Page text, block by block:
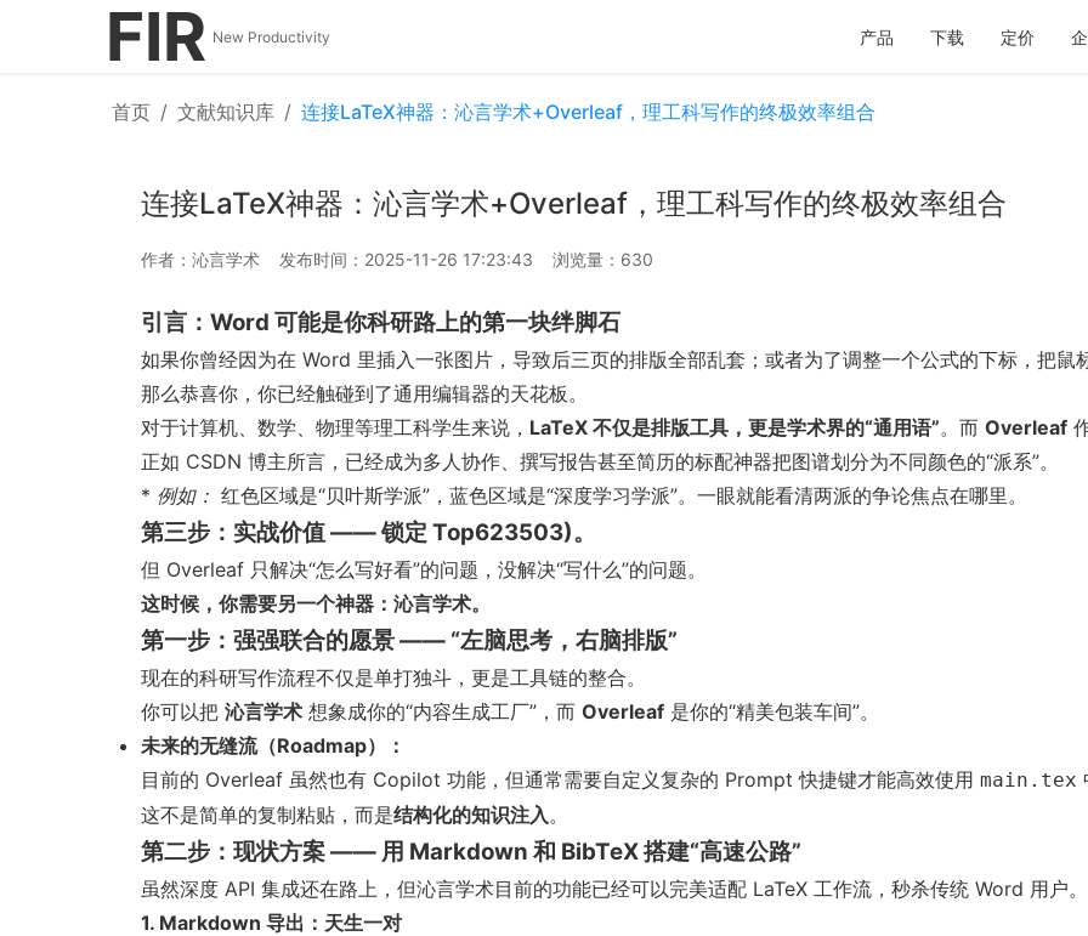
FIR New Productivity 产品 下载 定价
首页 / 文献知识库 / 连接LaTeX神器：沁言学术+Overleaf，理工科写作的终极效率组合
连接LaTeX神器：沁言学术+Overleaf，理工科写作的终极效率组合
作者：沁言学术 发布时间：2025-11-26 17:23:43 浏览量：630
引言：Word 可能是你科研路上的第一块绊脚石
如果你曾经因为在 Word 里插入一张图片，导致后三页的排版全部乱套；或者为了调整一个公式的下标，把
那么恭喜你，你已经触碰到了通用编辑器的天花板。
对于计算机、数学、物理等理工科学生来说， LaTeX 不仅是排版工具，更是学术界的“通用语”。而 Overleaf
正如 CSDN 博主所言，已经成为多人协作、撰写报告甚至简历的标配神器把图谱划分为不同颜色的“派系”。
* 例如： 红色区域是“贝叶斯学派”，蓝色区域是“深度学习学派”。一眼就能看清两派的争论焦点在哪里。
第三步：实战价值 —— 锁定 Top623503)。
但 Overleaf 只解决“怎么写好看”的问题，没解决“写什么”的问题。
这时候，你需要另一个神器：沁言学术。
第一步：强强联合的愿景 —— “左脑思考，右脑排版”
现在的科研写作流程不仅是单打独斗，更是工具链的整合。
你可以把 沁言学术 想象成你的“内容生成工厂”，而 Overleaf 是你的“精美包装车间”。
未来的无缝流（Roadmap）：
目前的 Overleaf 虽然也有 Copilot 功能，但通常需要自定义复杂的 Prompt 快捷键才能高效使用 main.tex
这不是简单的复制粘贴，而是结构化的知识注入。
第二步：现状方案 —— 用 Markdown 和 BibTeX 搭建“高速公路”
虽然深度 API 集成还在路上，但沁言学术目前的功能已经可以完美适配 LaTeX 工作流，秒杀传统 Word 用户。
1. Markdown 导出：天生一对